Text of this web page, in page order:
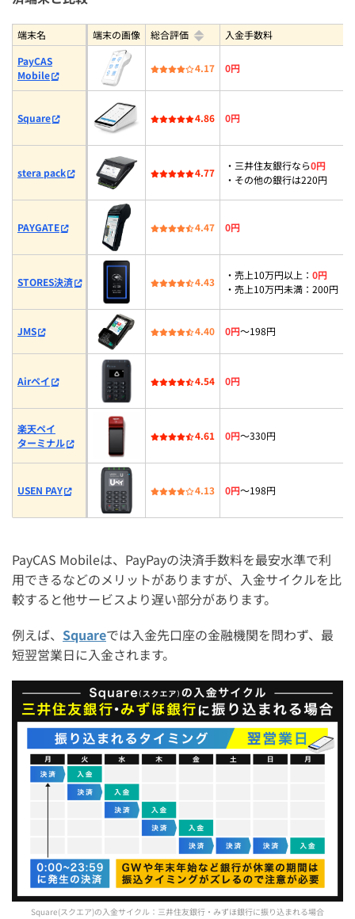
端末名 端末の画像 総合評価 入金手数料
PayCAS
Mobile
4.17 0円
Square 4.86 0円
stera pack 4.77
・三井住友銀行なら0円
・その他の銀行は220円
PAYGATE 4.47 0円
STORES決済 4.43
・売上10万円以上： 0円
・売上10万円未満：200円
JMS 4.40 0円〜198円
Airペイ 4.54 0円
楽天ペイ
ターミナル
4.61 0円〜330円
USEN PAY 4.13 0円〜198円
PayCAS Mobileは、PayPayの決済手数料を最安水準で利
用できるなどのメリットがありますが、入金サイクルを比
較すると他サービスより遅い部分があります。
例えば、 Squareでは入金先口座の金融機関を問わず、最
短翌営業日に入金されます。
Square(スクエア)の入金サイクル：三井住友銀行・みずほ銀行に振り込まれる場合